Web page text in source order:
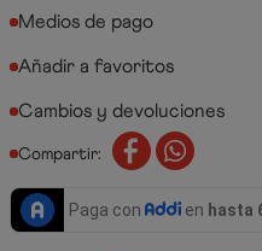
Medios de pago
Cambios y devoluciones
Compartir: